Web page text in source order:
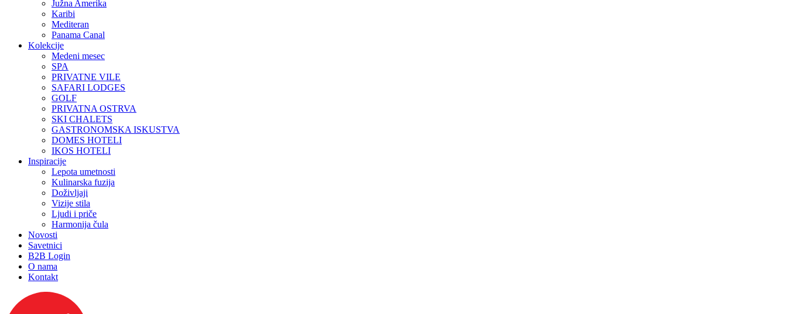
Južna Amerika
Karibi
Mediteran
Panama Canal
Kolekcije
Medeni mesec
SPA
PRIVATNE VILE
SAFARI LODGES
GOLF
PRIVATNA OSTRVA
SKI CHALETS
GASTRONOMSKA ISKUSTVA
DOMES HOTELI
IKOS HOTELI
Inspiracije
Lepota umetnosti
Kulinarska fuzija
Doživljaji
Vizije stila
Ljudi i priče
Harmonija čula
Novosti
Savetnici
B2B Login
O nama
Kontakt